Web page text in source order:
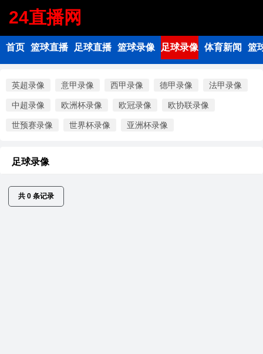
24直播网
首页 篮球直播 足球直播 篮球录像 足球录像 体育新闻 篮
英超录像 意甲录像 西甲录像 德甲录像 法甲录像
中超录像 欧洲杯录像 欧冠录像 欧协联录像
世预赛录像 世界杯录像 亚洲杯录像
足球录像
共 0 条记录